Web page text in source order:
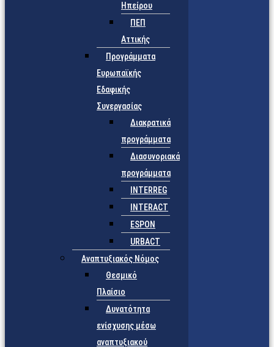
Ηπείρου
ΠΕΠ
Αττικής
Προγράμματα
Ευρωπαϊκής
Εδαφικής
Συνεργασίας
Διακρατικά
προγράμματα
Διασυνοριακά
προγράμματα
INTERREG
INTERACT
ESPON
URBACT
Αναπτυξιακός Νόμος
Θεσμικό
Πλαίσιο
Δυνατότητα
ενίσχυσης μέσω
αναπτυξιακού